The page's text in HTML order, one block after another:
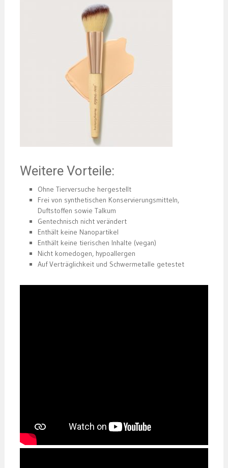
Weitere Vorteile:
Ohne Tierversuche hergestellt
Frei von synthetischen Konservierungsmitteln,
Duftstoffen sowie Talkum
Gentechnisch nicht verändert
Enthält keine Nanopartikel
Enthält keine tierischen Inhalte (vegan)
Nicht komedogen, hypoallergen
Auf Verträglichkeit und Schwermetalle getestet